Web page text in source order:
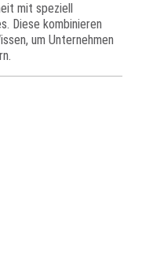
mit speziell
Diese kombinieren
um Unternehmen